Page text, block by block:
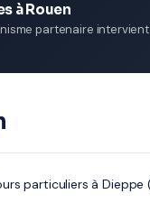
à Rouen
partenaire
particuliers à Dieppe